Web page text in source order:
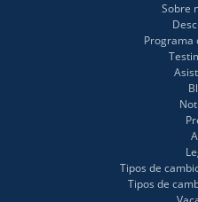
Sobre
Programa
Tipos de
Tipos de